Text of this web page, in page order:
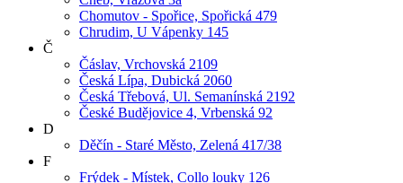
Chomutov - Spořice, Spořická 479
Chrudim, U Vápenky 145
Č
Čáslav, Vrchovská 2109
Česká Lípa, Dubická 2060
Česká Třebová, Ul. Semanínská 2192
České Budějovice 4, Vrbenská 92
D
Děčín - Staré Město, Zelená 417/38
F
Frýdek - Místek, Collo louky 126